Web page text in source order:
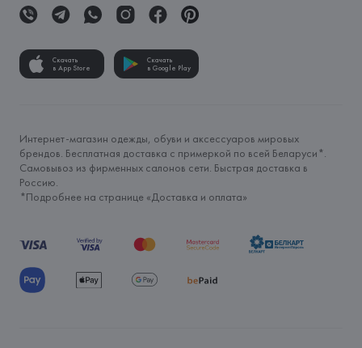
Скачать
в App Store
Скачать
в Google Play
Интернет-магазин одежды, обуви и аксессуаров мировых
брендов. Бесплатная доставка с примеркой по всей Беларуси*.
Самовывоз из фирменных салонов сети. Быстрая доставка в
Россию.
*Подробнее на странице «Доставка и оплата»